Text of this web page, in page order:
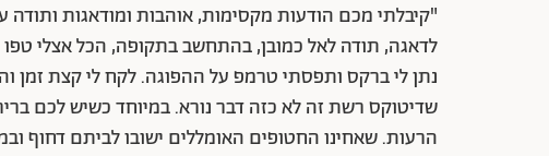
"קיבלתי מכם הודעות מקסימות, אוהבות ומודאגות ותודה
לדאגה, תודה לאל כמובן, בהתחשב בתקופה, הכל אצלי טפו
נתן לי ברקס ותפסתי טרמפ על ההפוגה. לקח לי קצת זמן
שדיטוקס רשת זה לא כזה דבר נורא. במיוחד כשיש לכם
הרעות. שאחינו החטופים האומללים ישובו לביתם דחוף